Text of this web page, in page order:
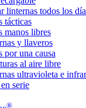
linternas todos los
tácticas
manos libres
y llaveros
por una causa
al aire libre
ultravioleta e
serie
®